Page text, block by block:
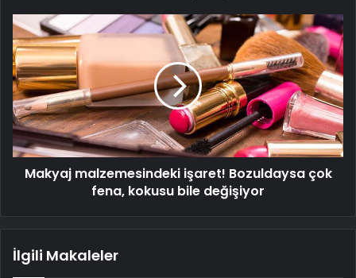
Makyaj
malzemesindeki
işaret!
Bozuldaysa
çok
fena,
kokusu
bile
değişiyor
Makyaj malzemesindeki işaret! Bozuldaysa çok
fena, kokusu bile değişiyor
İlgili Makaleler